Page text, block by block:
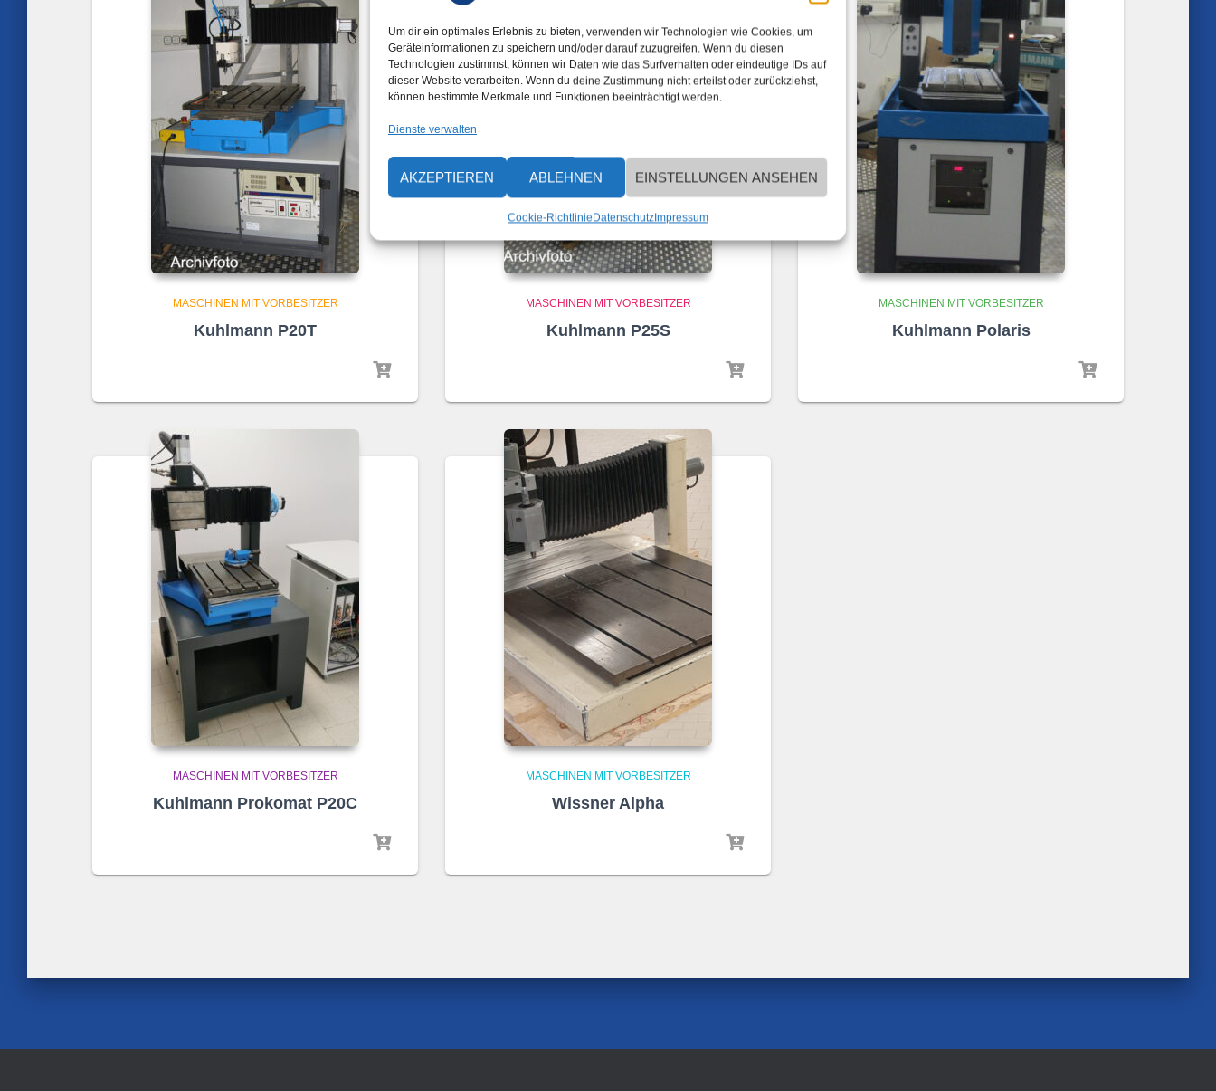
Um dir ein optimales Erlebnis zu bieten, verwenden wir Technologien wie Cookies, um
Geräteinformationen zu speichern und/oder darauf zuzugreifen. Wenn du diesen
Technologien zustimmst, können wir Daten wie das Surfverhalten oder eindeutige IDs auf
dieser Website verarbeiten. Wenn du deine Zustimmung nicht erteilst oder zurückziehst,
können bestimmte Merkmale und Funktionen beeinträchtigt werden.
Dienste verwalten
AKZEPTIEREN ABLEHNEN EINSTELLUNGEN ANSEHEN
Cookie-RichtlinieDatenschutzImpressum
MASCHINEN MIT VORBESITZER
Kuhlmann P20T
MASCHINEN MIT VORBESITZER
Kuhlmann P25S
MASCHINEN MIT VORBESITZER
Kuhlmann Polaris
MASCHINEN MIT VORBESITZER
Kuhlmann Prokomat P20C
MASCHINEN MIT VORBESITZER
Wissner Alpha